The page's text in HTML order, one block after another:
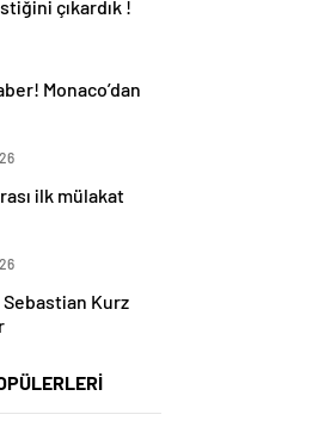
çıkardık !
Monaco’dan
ilk mülakat
Sebastian Kurz